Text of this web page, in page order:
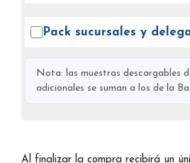
Pack sucursales y
Nota: las muestras descargables
adicionales se suman a los de la
Al finalizar la compra recibirá un